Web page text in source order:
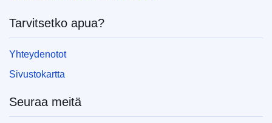
Tarvitsetko apua?
Yhteydenotot
Sivustokartta
Seuraa meitä